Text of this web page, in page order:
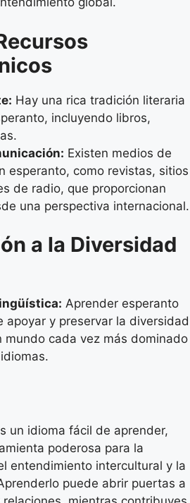
Hay una rica tradición literaria
incluyendo libros,
Existen medios de
esperanto, como revistas, sitios
de radio, que proporcionan
una perspectiva internacional.
a la Diversidad
Aprender esperanto
apoyar y preservar la diversidad
mundo cada vez más dominado
un idioma fácil de aprender,
poderosa para la
entendimiento intercultural y la
puede abrir puertas a